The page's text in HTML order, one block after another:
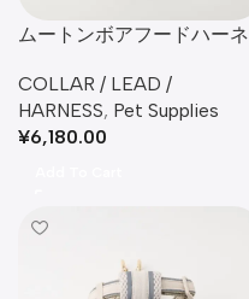
ムートンボアフードハーネ
COLLAR / LEAD /
HARNESS, Pet Supplies
¥6,180.00